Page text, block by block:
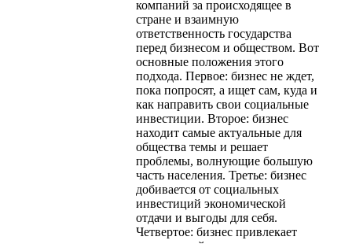
компаний за происходящее в
стране и взаимную
ответственность государства
перед бизнесом и обществом. Вот
основные положения этого
подхода. Первое: бизнес не ждет,
пока попросят, а ищет сам, куда и
как направить свои социальные
инвестиции. Второе: бизнес
находит самые актуальные для
общества темы и решает
проблемы, волнующие большую
часть населения. Третье: бизнес
добивается от социальных
инвестиций экономической
отдачи и выгоды для себя.
Четвертое: бизнес привлекает